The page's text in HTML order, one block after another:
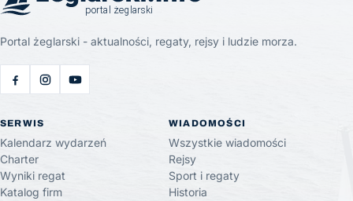
Portal żeglarski - aktualności, regaty, rejsy i ludzie morza.
SERWIS
Kalendarz wydarzeń
Charter
Wyniki regat
Katalog firm
WIADOMOŚCI
Wszystkie wiadomości
Rejsy
Sport i regaty
Historia